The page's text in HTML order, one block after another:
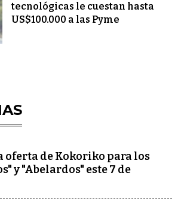
tecnológicas le cuestan hasta
US$100.000 a las Pyme
oferta de Kokoriko para los
y "Abelardos" este 7 de